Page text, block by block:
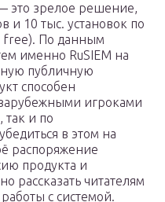
это зрелое решение,
и 10 тыс. установок по
free). По данным
именно RuSIEM на
публичную
способен
игроками
и по
в этом на
распоряжение
продукта и
рассказать читателям
с системой.